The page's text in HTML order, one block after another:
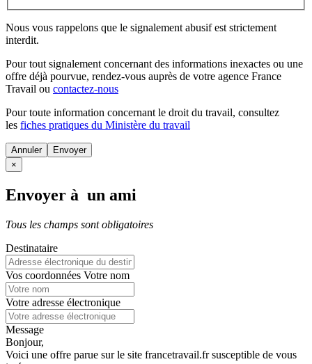
Nous vous rappelons que le signalement abusif est strictement
interdit.
Pour tout signalement concernant des informations inexactes ou une
offre déjà pourvue, rendez-vous auprès de votre agence France
Travail ou contactez-nous
Pour toute information concernant le droit du travail, consultez
les fiches pratiques du Ministère du travail
Annuler
×
Envoyer à un ami
Tous les champs sont obligatoires
Destinataire
Vos coordonnées Votre nom
Votre adresse électronique
Message
Bonjour,
Voici une offre parue sur le site francetravail.fr susceptible de vous